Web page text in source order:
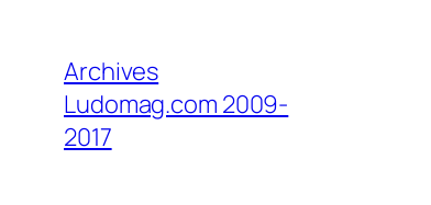
contenu
Archives
Ludomag.com 2009-
2017